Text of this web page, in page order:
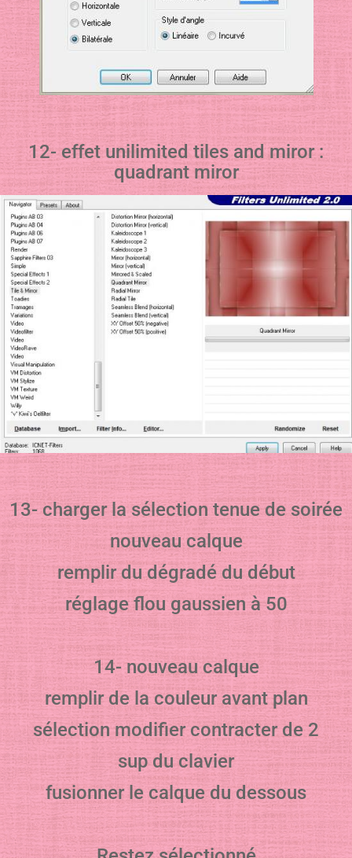
12- effet unilimited tiles and miror :
quadrant miror
13- charger la sélection tenue de soirée
nouveau calque
remplir du dégradé du début
réglage flou gaussien à 50
14- nouveau calque
remplir de la couleur avant plan
sélection modifier contracter de 2
sup du clavier
fusionner le calque du dessous